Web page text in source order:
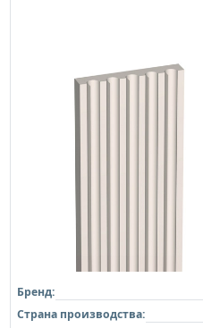
Бренд:
Страна производства: